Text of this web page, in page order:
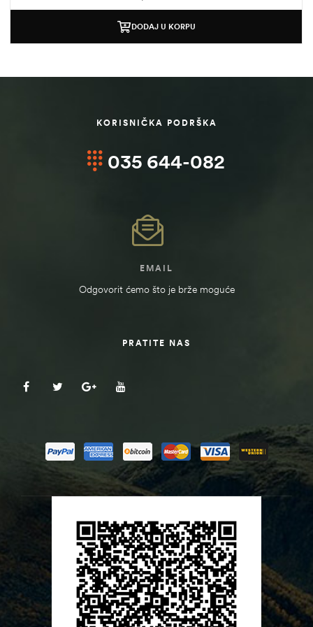
DODAJ U KORPU
KORISNIČKA PODRŠKA
035 644-082
EMAIL
Odgovorit ćemo što je brže moguće
PRATITE NAS